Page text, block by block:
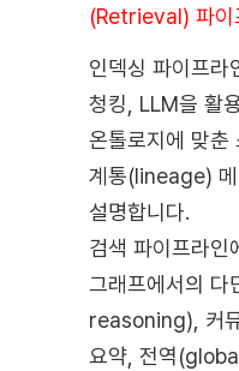
(Retrieval) 파이
인덱싱 파이프라
청킹, LLM을 활
온톨로지에 맞춘
계통(lineage) 메
설명합니다.
검색 파이프라인
그래프에서의
reasoning), 커
요약, 전역